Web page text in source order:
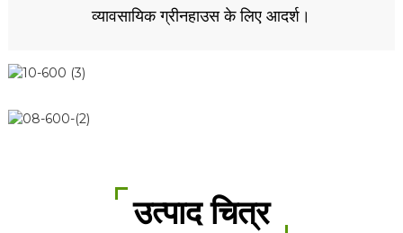
व्यावसायिक ग्रीनहाउस के लिए आदर्श।
उत्पाद चित्र